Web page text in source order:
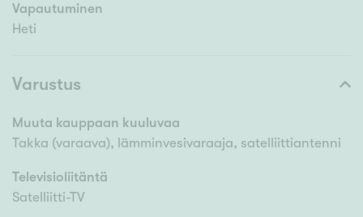
Vapautuminen
Heti
Varustus
Muuta kauppaan kuuluvaa
Takka (varaava), lämminvesivaraaja, satelliittiantenni
Televisioliitäntä
Satelliitti-TV